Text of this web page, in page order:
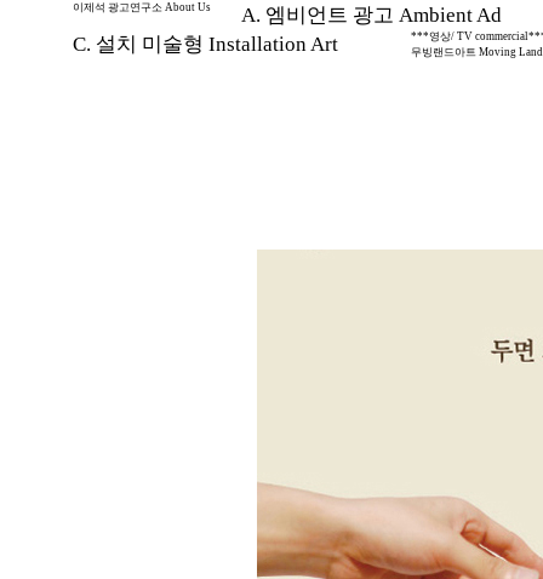
이제석 광고연구소 About Us
A. 엠비언트 광고 Ambient Ad
C. 설치 미술형 Installation Art
***영상/ TV
무빙랜드아트 Moving